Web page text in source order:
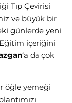
Tıp Çevirisi
ve büyük bir
günlerde yeni
içeriğini
‘a da çok
öğle yemeği